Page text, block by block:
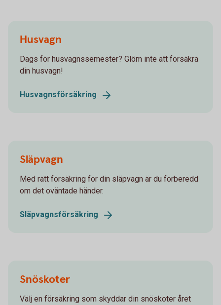
Husvagn
Dags för husvagnssemester? Glöm inte att försäkra
din husvagn!
Husvagnsförsäkring
Släpvagn
Med rätt försäkring för din släpvagn är du förberedd
om det oväntade händer.
Släpvagnsförsäkring
Snöskoter
Välj en försäkring som skyddar din snöskoter året